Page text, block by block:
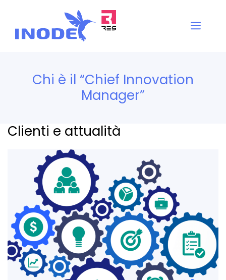
contenuto
Chi è il “Chief Innovation
Manager”
Clienti e attualità